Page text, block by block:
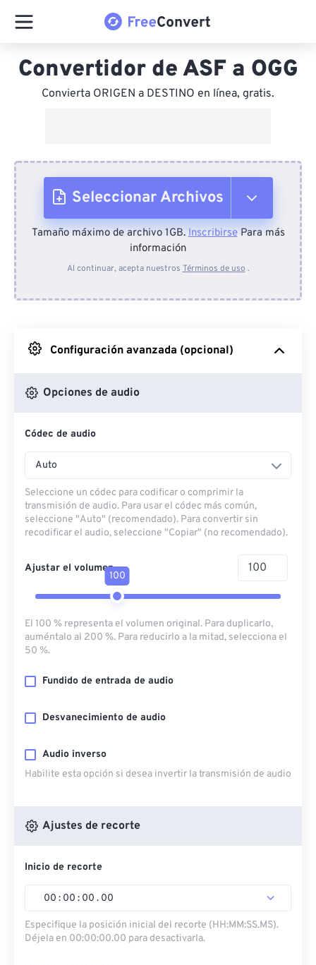
Convertidor de ASF a OGG
Convierta ORIGEN a DESTINO en línea, gratis.
Seleccionar Archivos
Desde el dispositivo
Desde Google Drive
Desde OneDrive
Desde URL
Tamaño máximo de archivo 1GB.InscribirsePara más
información
Al continuar, acepta nuestros Términos de uso .
Configuración avanzada (opcional)
Opciones de audio
Códec de audio
Auto
Seleccione un códec para codificar o comprimir la
transmisión de audio. Para usar el códec más común,
seleccione "Auto" (recomendado). Para convertir sin
recodificar el audio, seleccione "Copiar" (no recomendado).
Ajustar el volumen
100
El 100 % representa el volumen original. Para duplicarlo,
auméntalo al 200 %. Para reducirlo a la mitad, selecciona el
50 %.
Fundido de entrada de audio
Desvanecimiento de audio
Audio inverso
Habilite esta opción si desea invertir la transmisión de audio
Ajustes de recorte
Inicio de recorte
00 : 00 : 00 . 00
Especifique la posición inicial del recorte (HH:MM:SS.MS).
Déjela en 00:00:00.00 para desactivarla.